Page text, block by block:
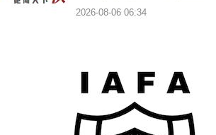
2026-08-06 06:34